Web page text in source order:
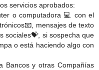
servicios aprobados:
o computadora 💻 con el
mensajes de texto
si sospecha que
o está haciendo algo con
Bancos y otras Compañías